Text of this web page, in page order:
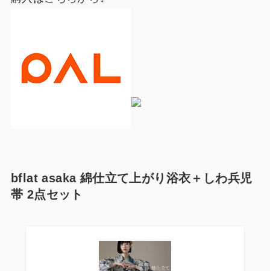
bflat asaka 綿仕立て上がり浴衣＋しわ兵児
帯 2点セット